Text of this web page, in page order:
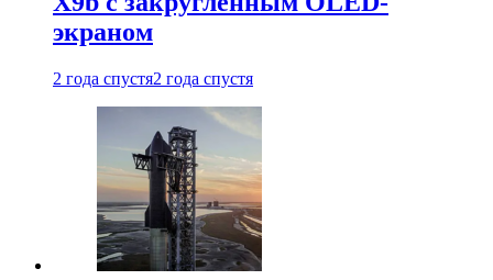
экраном
2 года спустя2 года спустя